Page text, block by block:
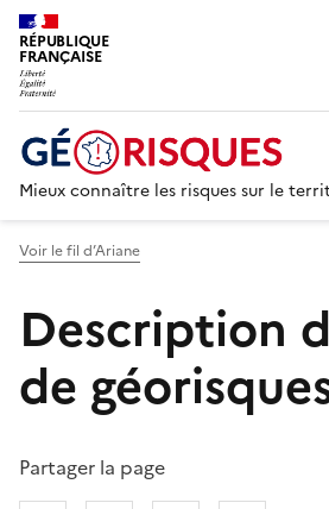
RÉPUBLIQUE
FRANÇAISE
Mieux connaître les risques sur le
Voir le fil d’Ariane
Description
de
Partager la page